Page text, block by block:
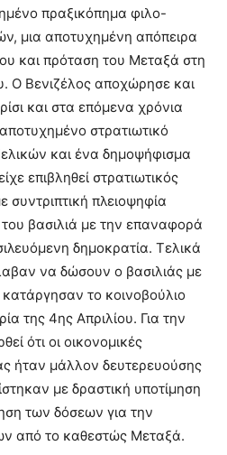
πραξικόπημα φιλο-
μια αποτυχημένη απόπειρα
και πρόταση του Μεταξά στη
Ο Βενιζέλος αποχώρησε και
και στα επόμενα χρόνια
στρατιωτικό
και ένα δημοψήφισμα
επιβληθεί στρατιωτικός
πλειοψηφία
βασιλιά με την επαναφορά
δημοκρατία. Τελικά
να δώσουν ο βασιλιάς με
το κοινοβούλιο
της 4ης Απριλίου. Για την
ότι οι οικονομικές
ήταν μάλλον δευτερευούσης
με δραστική υποτίμηση
των δόσεων για την
από το καθεστώς Μεταξά.